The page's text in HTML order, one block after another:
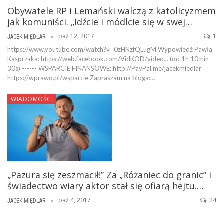
Obywatele RP i Lemański walczą z katolicyzmem
jak komuniści. „Idźcie i módlcie się w swej…
JACEK MIĘDLAR paź 12, 2017 1
https://www.youtube.com/watch?v=0zHNzfQLugM Wypowiedź Pawła
Kasprzaka: https://web.facebook.com/VidKOD/video... (od 1h 10min
30s) ------ WSPARCIE FINANSOWE: http://PayPal.me/jacekmiedlar
https://wprawo.pl/wsparcie Zapraszam na bloga:…
WIADOMOŚCI
„Pazura się zeszmacił!” Za „Różaniec do granic” i
świadectwo wiary aktor stał się ofiarą hejtu.…
JACEK MIĘDLAR paź 4, 2017 24